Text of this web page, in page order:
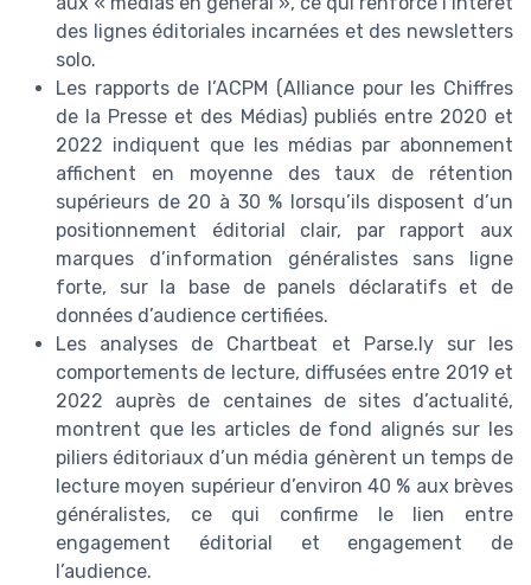
des lignes éditoriales incarnées et des newsletters
solo.
Les rapports de l’ACPM (Alliance pour les Chiffres
de la Presse et des Médias) publiés entre 2020 et
2022 indiquent que les médias par abonnement
affichent en moyenne des taux de rétention
supérieurs de 20 à 30 % lorsqu’ils disposent d’un
positionnement éditorial clair, par rapport aux
marques d’information généralistes sans ligne
forte, sur la base de panels déclaratifs et de
données d’audience certifiées.
Les analyses de Chartbeat et Parse.ly sur les
comportements de lecture, diffusées entre 2019 et
2022 auprès de centaines de sites d’actualité,
montrent que les articles de fond alignés sur les
piliers éditoriaux d’un média génèrent un temps de
lecture moyen supérieur d’environ 40 % aux brèves
généralistes, ce qui confirme le lien entre
engagement éditorial et engagement de
l’audience.